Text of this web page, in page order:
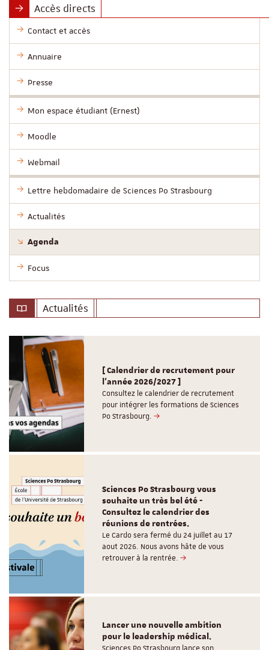
Accès directs
Contact et accès
Annuaire
Presse
Mon espace étudiant (Ernest)
Moodle
Webmail
Lettre hebdomadaire de Sciences Po Strasbourg
Actualités
Agenda
Focus
Actualités
[ Calendrier de recrutement pour
l'année 2026/2027 ]
Consultez le calendrier de recrutement
pour intégrer les formations de Sciences
Po Strasbourg.
Sciences Po Strasbourg vous
souhaite un très bel été -
Consultez le calendrier des
réunions de rentrées.
Le Cardo sera fermé du 24 juillet au 17
aout 2026. Nous avons hâte de vous
retrouver à la rentrée.
Lancer une nouvelle ambition
pour le leadership médical.